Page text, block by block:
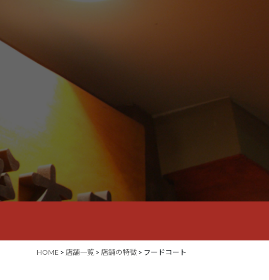
HOME > 店舗一覧 > 店舗の特徴 > フードコート